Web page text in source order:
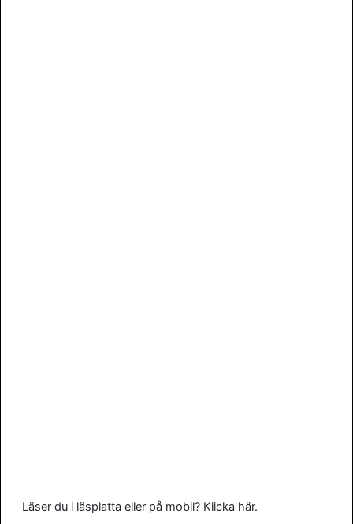
Läser du i läsplatta eller på mobil? Klicka här.